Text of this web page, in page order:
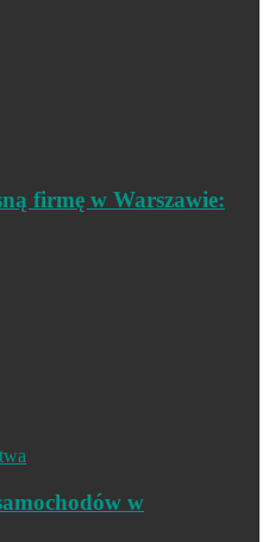
firmę w Warszawie:
w